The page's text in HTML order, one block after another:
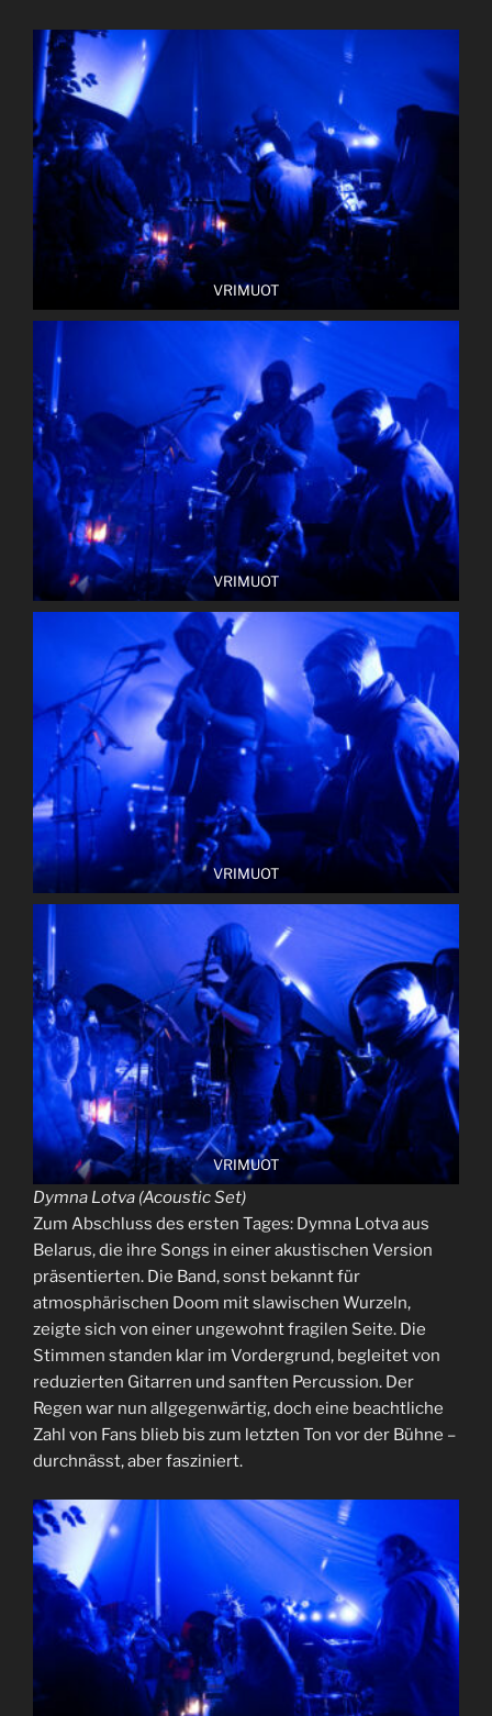
VRIMUOT
VRIMUOT
VRIMUOT
VRIMUOT
Dymna Lotva (Acoustic Set)
Zum Abschluss des ersten Tages: Dymna Lotva aus
Belarus, die ihre Songs in einer akustischen Version
präsentierten. Die Band, sonst bekannt für
atmosphärischen Doom mit slawischen Wurzeln,
zeigte sich von einer ungewohnt fragilen Seite. Die
Stimmen standen klar im Vordergrund, begleitet von
reduzierten Gitarren und sanften Percussion. Der
Regen war nun allgegenwärtig, doch eine beachtliche
Zahl von Fans blieb bis zum letzten Ton vor der Bühne –
durchnässt, aber fasziniert.